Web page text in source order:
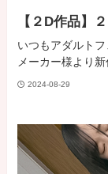
【２D作品】
いつもアダルト
メーカー様より新
2024-08-29